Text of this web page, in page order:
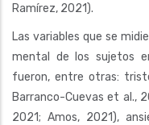
Ramírez, 2021).
Las variables que se
mental de los sujetos
fueron, entre otras:
Barranco-Cuevas et al.,
2021; Amos, 2021),